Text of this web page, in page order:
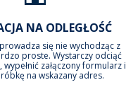
NA ODLEGŁOŚĆ
się nie wychodząc z
proste. Wystarczy odciąć
wypełnić załączony formularz i
na wskazany adres.